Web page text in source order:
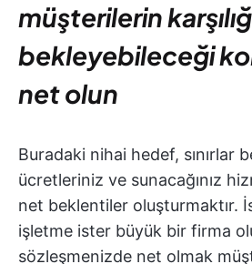
müşterilerin
bekleyebileceği
net olun
Buradaki nihai hedef, sınırlar
ücretleriniz ve sunacağınız
net beklentiler oluşturmaktır.
işletme ister büyük bir firma
sözleşmenizde net olmak